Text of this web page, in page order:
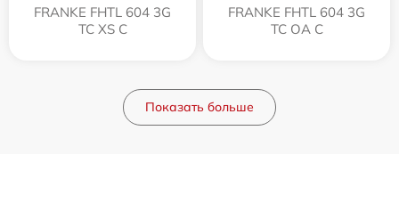
FRANKE FHTL 604 3G
TC XS C
FRANKE FHTL 604 3G
TC OA C
Показать больше